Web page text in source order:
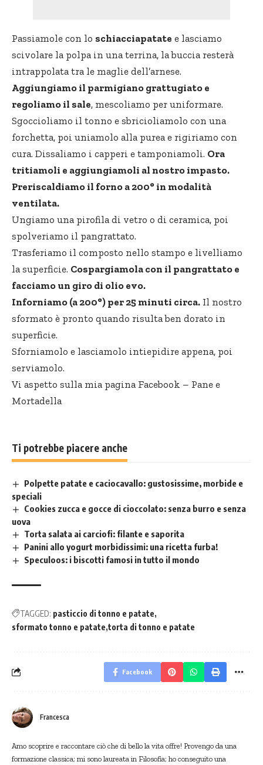
Passiamole con lo schiacciapatate e lasciamo
scivolare la polpa in una terrina, la buccia resterà
intrappolata tra le maglie dell’arnese.
Aggiungiamo il parmigiano grattugiato e
regoliamo il sale, mescoliamo per uniformare.
Sgoccioliamo il tonno e sbricioliamolo con una
forchetta, poi uniamolo alla purea e rigiriamo con
cura. Dissaliamo i capperi e tamponiamoli. Ora
tritiamoli e aggiungiamoli al nostro impasto.
Preriscaldiamo il forno a 200° in modalità
ventilata.
Ungiamo una pirofila di vetro o di ceramica, poi
spolveriamo il pangrattato.
Trasferiamo il composto nello stampo e livelliamo
la superficie. Cospargiamola con il pangrattato e
facciamo un giro di olio evo.
Inforniamo (a 200°) per 25 minuti circa. Il nostro
sformato è pronto quando risulta ben dorato in
superficie.
Sforniamolo e lasciamolo intiepidire appena, poi
serviamolo.
Vi aspetto sulla mia pagina Facebook – Pane e
Mortadella
Ti potrebbe piacere anche
Polpette patate e caciocavallo: gustosissime, morbide e
speciali
Cookies zucca e gocce di cioccolato: senza burro e senza
uova
Torta salata ai carciofi: filante e saporita
Panini allo yogurt morbidissimi: una ricetta furba!
Speculoos: i biscotti famosi in tutto il mondo
TAGGED: pasticcio di tonno e patate
sformato tonno e patate torta di tonno e patate
Facebook
Francesca
Amo scoprire e raccontare ciò che di bello la vita offre! Provengo da una
formazione classica; mi sono laureata in Filosofia; ho conseguito una